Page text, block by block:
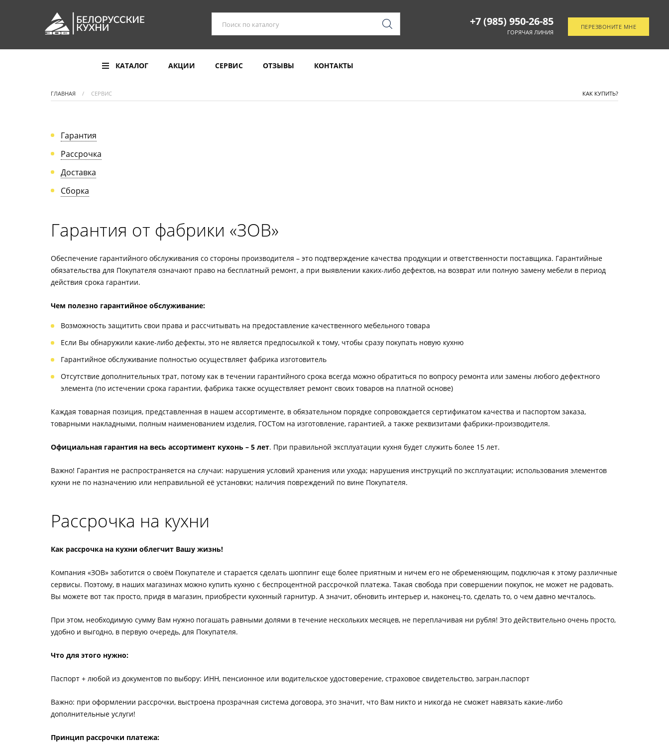
+7 (985) 950-26-85
ГОРЯЧАЯ ЛИНИЯ
ПЕРЕЗВОНИТЕ МНЕ
КАТАЛОГ АКЦИИ СЕРВИС ОТЗЫВЫ КОНТАКТЫ
ГЛАВНАЯ СЕРВИС КАК КУПИТЬ?
Гарантия
Рассрочка
Доставка
Сборка
Гарантия от фабрики «ЗОВ»
Обеспечение гарантийного обслуживания со стороны производителя – это подтверждение качества продукции и ответственности поставщика. Гарантийные
обязательства для Покупателя означают право на бесплатный ремонт, а при выявлении каких-либо дефектов, на возврат или полную замену мебели в период
действия срока гарантии.
Чем полезно гарантийное обслуживание:
Возможность защитить свои права и рассчитывать на предоставление качественного мебельного товара
Если Вы обнаружили какие-либо дефекты, это не является предпосылкой к тому, чтобы сразу покупать новую кухню
Гарантийное обслуживание полностью осуществляет фабрика изготовитель
Отсутствие дополнительных трат, потому как в течении гарантийного срока всегда можно обратиться по вопросу ремонта или замены любого дефектного
элемента (по истечении срока гарантии, фабрика также осуществляет ремонт своих товаров на платной основе)
Каждая товарная позиция, представленная в нашем ассортименте, в обязательном порядке сопровождается сертификатом качества и паспортом заказа,
товарными накладными, полным наименованием изделия, ГОСТом на изготовление, гарантией, а также реквизитами фабрики-производителя.
Официальная гарантия на весь ассортимент кухонь – 5 лет. При правильной эксплуатации кухня будет служить более 15 лет.
Важно! Гарантия не распространяется на случаи: нарушения условий хранения или ухода; нарушения инструкций по эксплуатации; использования элементов
кухни не по назначению или неправильной её установки; наличия повреждений по вине Покупателя.
Рассрочка на кухни
Как рассрочка на кухни облегчит Вашу жизнь!
Компания «ЗОВ» заботится о своём Покупателе и старается сделать шоппинг еще более приятным и ничем его не обременяющим, подключая к этому различные
сервисы. Поэтому, в наших магазинах можно купить кухню с беспроцентной рассрочкой платежа. Такая свобода при совершении покупок, не может не радовать.
Вы можете вот так просто, придя в магазин, приобрести кухонный гарнитур. А значит, обновить интерьер и, наконец-то, сделать то, о чем давно мечталось.
При этом, необходимую сумму Вам нужно погашать равными долями в течение нескольких месяцев, не переплачивая ни рубля! Это действительно очень просто,
удобно и выгодно, в первую очередь, для Покупателя.
Что для этого нужно:
Паспорт + любой из документов по выбору: ИНН, пенсионное или водительское удостоверение, страховое свидетельство, загран.паспорт
Важно: при оформлении рассрочки, выстроена прозрачная система договора, это значит, что Вам никто и никогда не сможет навязать какие-либо
дополнительные услуги!
Принцип рассрочки платежа: